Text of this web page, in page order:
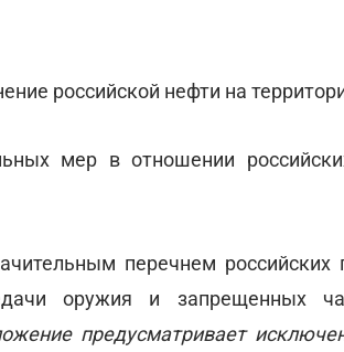
российской нефти на
мер в отношении
перечнем российских
оружия и запрещенных
предусматривает